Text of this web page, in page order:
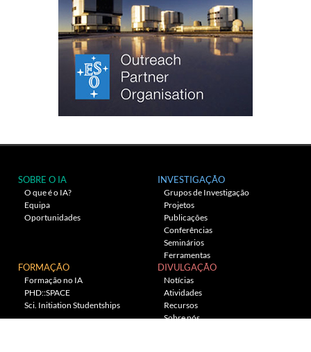
SOBRE O IA
O que é o IA?
Equipa
Oportunidades
INVESTIGAÇÃO
Grupos de Investigação
Projetos
Publicações
Conferências
Seminários
Ferramentas
FORMAÇÃO
Formação no IA
PHD::SPACE
Sci. Initiation Studentships
DIVULGAÇÃO
Notícias
Atividades
Recursos
Sobre nós